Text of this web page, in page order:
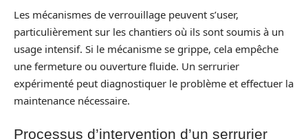
Les mécanismes de verrouillage peuvent s’user,
particulièrement sur les chantiers où ils sont soumis à un
usage intensif. Si le mécanisme se grippe, cela empêche
une fermeture ou ouverture fluide. Un serrurier
expérimenté peut diagnostiquer le problème et effectuer la
maintenance nécessaire.
Processus d’intervention d’un serrurier